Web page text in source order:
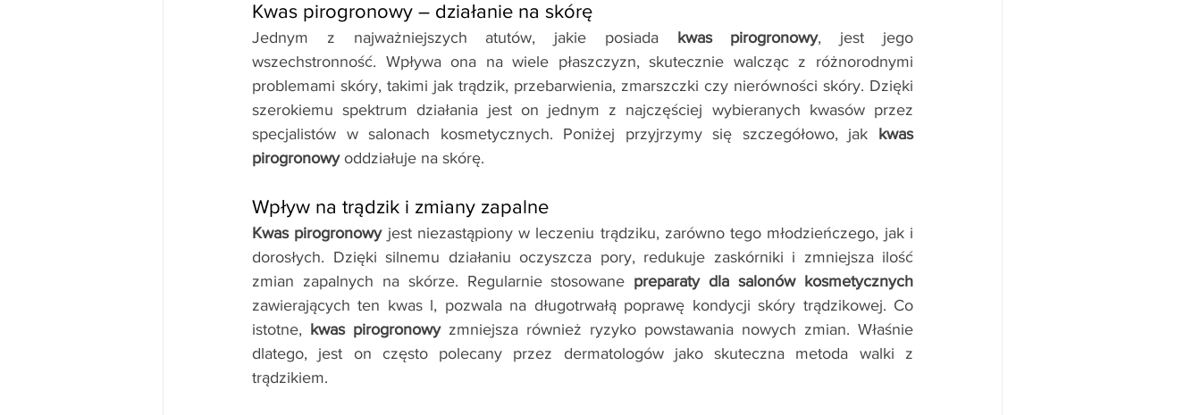
Kwas pirogronowy – działanie na skórę
Jednym z najważniejszych atutów, jakie posiada kwas pirogronowy, jest jego
wszechstronność. Wpływa ona na wiele płaszczyzn, skutecznie walcząc z różnorodnymi
problemami skóry, takimi jak trądzik, przebarwienia, zmarszczki czy nierówności skóry. Dzięki
szerokiemu spektrum działania jest on jednym z najczęściej wybieranych kwasów przez
specjalistów w salonach kosmetycznych. Poniżej przyjrzymy się szczegółowo, jak kwas
pirogronowy oddziałuje na skórę.
Wpływ na trądzik i zmiany zapalne
Kwas pirogronowy jest niezastąpiony w leczeniu trądziku, zarówno tego młodzieńczego, jak i
dorosłych. Dzięki silnemu działaniu oczyszcza pory, redukuje zaskórniki i zmniejsza ilość
zmian zapalnych na skórze. Regularnie stosowane
zawierających ten kwas l, pozwala na długotrwałą poprawę kondycji skóry trądzikowej. Co
istotne, kwas pirogronowy zmniejsza również ryzyko powstawania nowych zmian. Właśnie
dlatego, jest on często polecany przez dermatologów jako skuteczna metoda walki z
trądzikiem.